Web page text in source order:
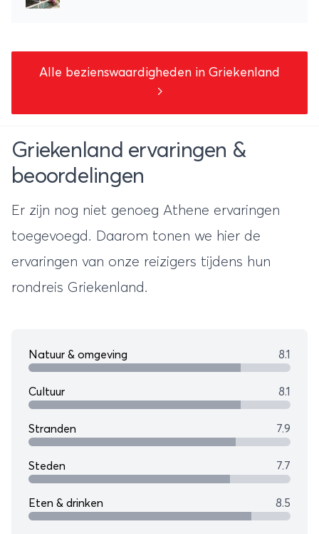
Alle bezienswaardigheden in Griekenland
Griekenland ervaringen &
beoordelingen
Er zijn nog niet genoeg Athene ervaringen
toegevoegd. Daarom tonen we hier de
ervaringen van onze reizigers tijdens hun
rondreis Griekenland .
Natuur & omgeving 8.1
Cultuur 8.1
Stranden 7.9
Steden 7.7
Eten & drinken 8.5